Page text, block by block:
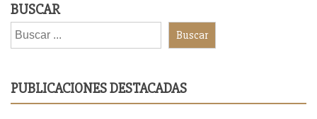
BUSCAR
Buscar
PUBLICACIONES DESTACADAS